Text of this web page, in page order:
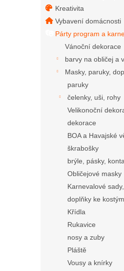
Kreativita
Vybavení domácnosti
Párty program a
Vánoční dekorace
barvy na obličej a
Masky, paruky,
paruky
čelenky, uši, rohy
Velikonoční
dekorace
BOA a Havajské
škrabošky
brýle, pásky,
Obličejové masky
Karnevalové
doplňky ke
Křídla
Rukavice
nosy a zuby
Pláště
Vousy a knírky